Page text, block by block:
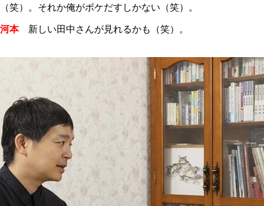
（笑）。それか俺がボケだすしかない（笑）。
河本新しい田中さんが見れるかも（笑）。